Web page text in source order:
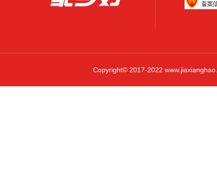
Copyright© 2017-2022